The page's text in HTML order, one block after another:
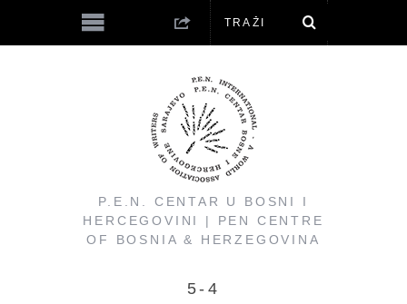
P.E.N. CENTAR U BOSNI I
HERCEGOVINI | PEN CENTRE
OF BOSNIA & HERZEGOVINA
5-4